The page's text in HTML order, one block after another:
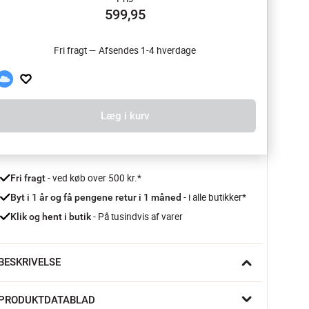
599,95
Fri fragt — Afsendes 1-4 hverdage
Læg i kurv
Fri fragt - ved køb over 500 kr.*
Byt i 1 år og få pengene retur i 1 måned - i alle butikker*
Klik og hent i butik - På tusindvis af varer
næsten prøve denne smarte Rotisserikurv fra Napoleon,